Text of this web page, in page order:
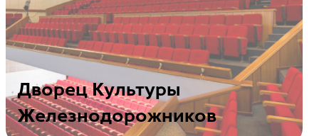
Дворец Культуры
Железнодорожников